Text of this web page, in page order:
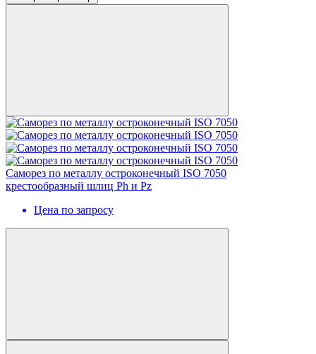
Cаморез по металлу остроконечный ISO 7050
крестообразный шлиц Ph и Pz
Цена по запросу